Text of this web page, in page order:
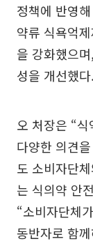
정책에 반영
약류 식욕억
을 강화했으
성을 개선했다.
오 처장은 “
다양한 의견
도 소비자단
는 식의약 안
“소비자단체
동반자로 함